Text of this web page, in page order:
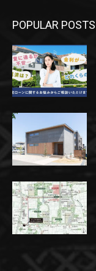
POPULAR POSTS